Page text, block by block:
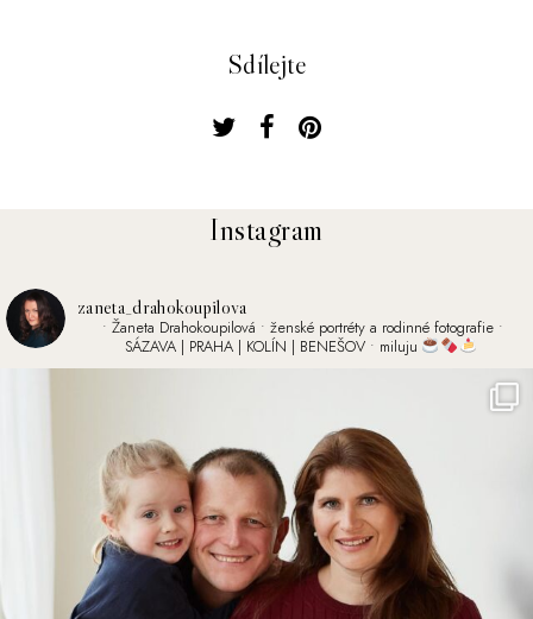
Sdílejte
Instagram
zaneta_drahokoupilova
• Žaneta Drahokoupilová • ženské portréty a rodinné fotografie•
SÁZAVA | PRAHA | KOLÍN | BENEŠOV • miluju